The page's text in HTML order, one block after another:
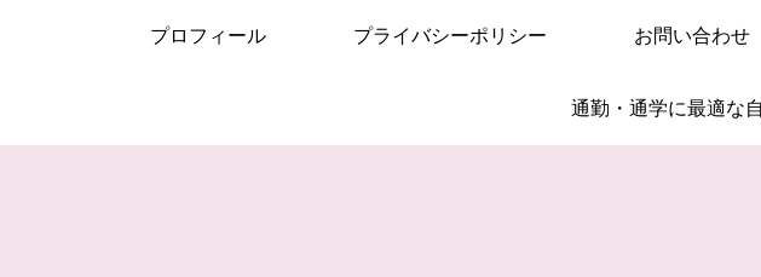
プロフィール プライバシーポリシー お問い合わせ